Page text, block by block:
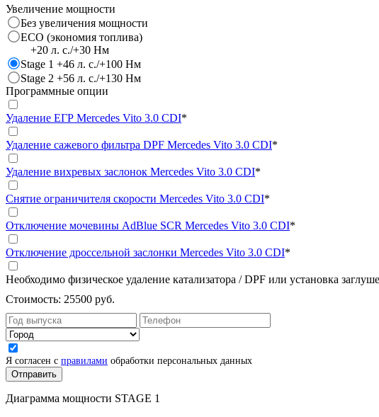
Увеличение мощности
Без увеличения мощности
ECO (экономия топлива)
+20 л. с./+30 Нм
Stage 1 +46 л. с./+100 Нм
Stage 2 +56 л. с./+130 Нм
Программные опции
Удаление ЕГР Mercedes Vito 3.0 CDI*
Удаление сажевого фильтра DPF Mercedes Vito 3.0 CDI*
Удаление вихревых заслонок Mercedes Vito 3.0 CDI*
Снятие ограничителя скорости Mercedes Vito 3.0 CDI*
Отключение мочевины AdBlue SCR Mercedes Vito 3.0 CDI*
Отключение дроссельной заслонки Mercedes Vito 3.0 CDI*
Необходимо физическое удаление катализатора / DPF или установка
Стоимость: 25500 руб.
Я согласен с правилами обработки персональных данных
Диаграмма мощности STAGE 1